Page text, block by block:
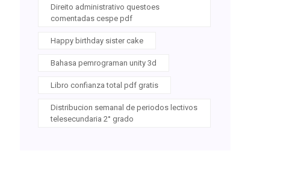
Direito administrativo questoes
comentadas cespe pdf
Happy birthday sister cake
Bahasa pemrograman unity 3d
Libro confianza total pdf gratis
Distribucion semanal de periodos lectivos
telesecundaria 2° grado